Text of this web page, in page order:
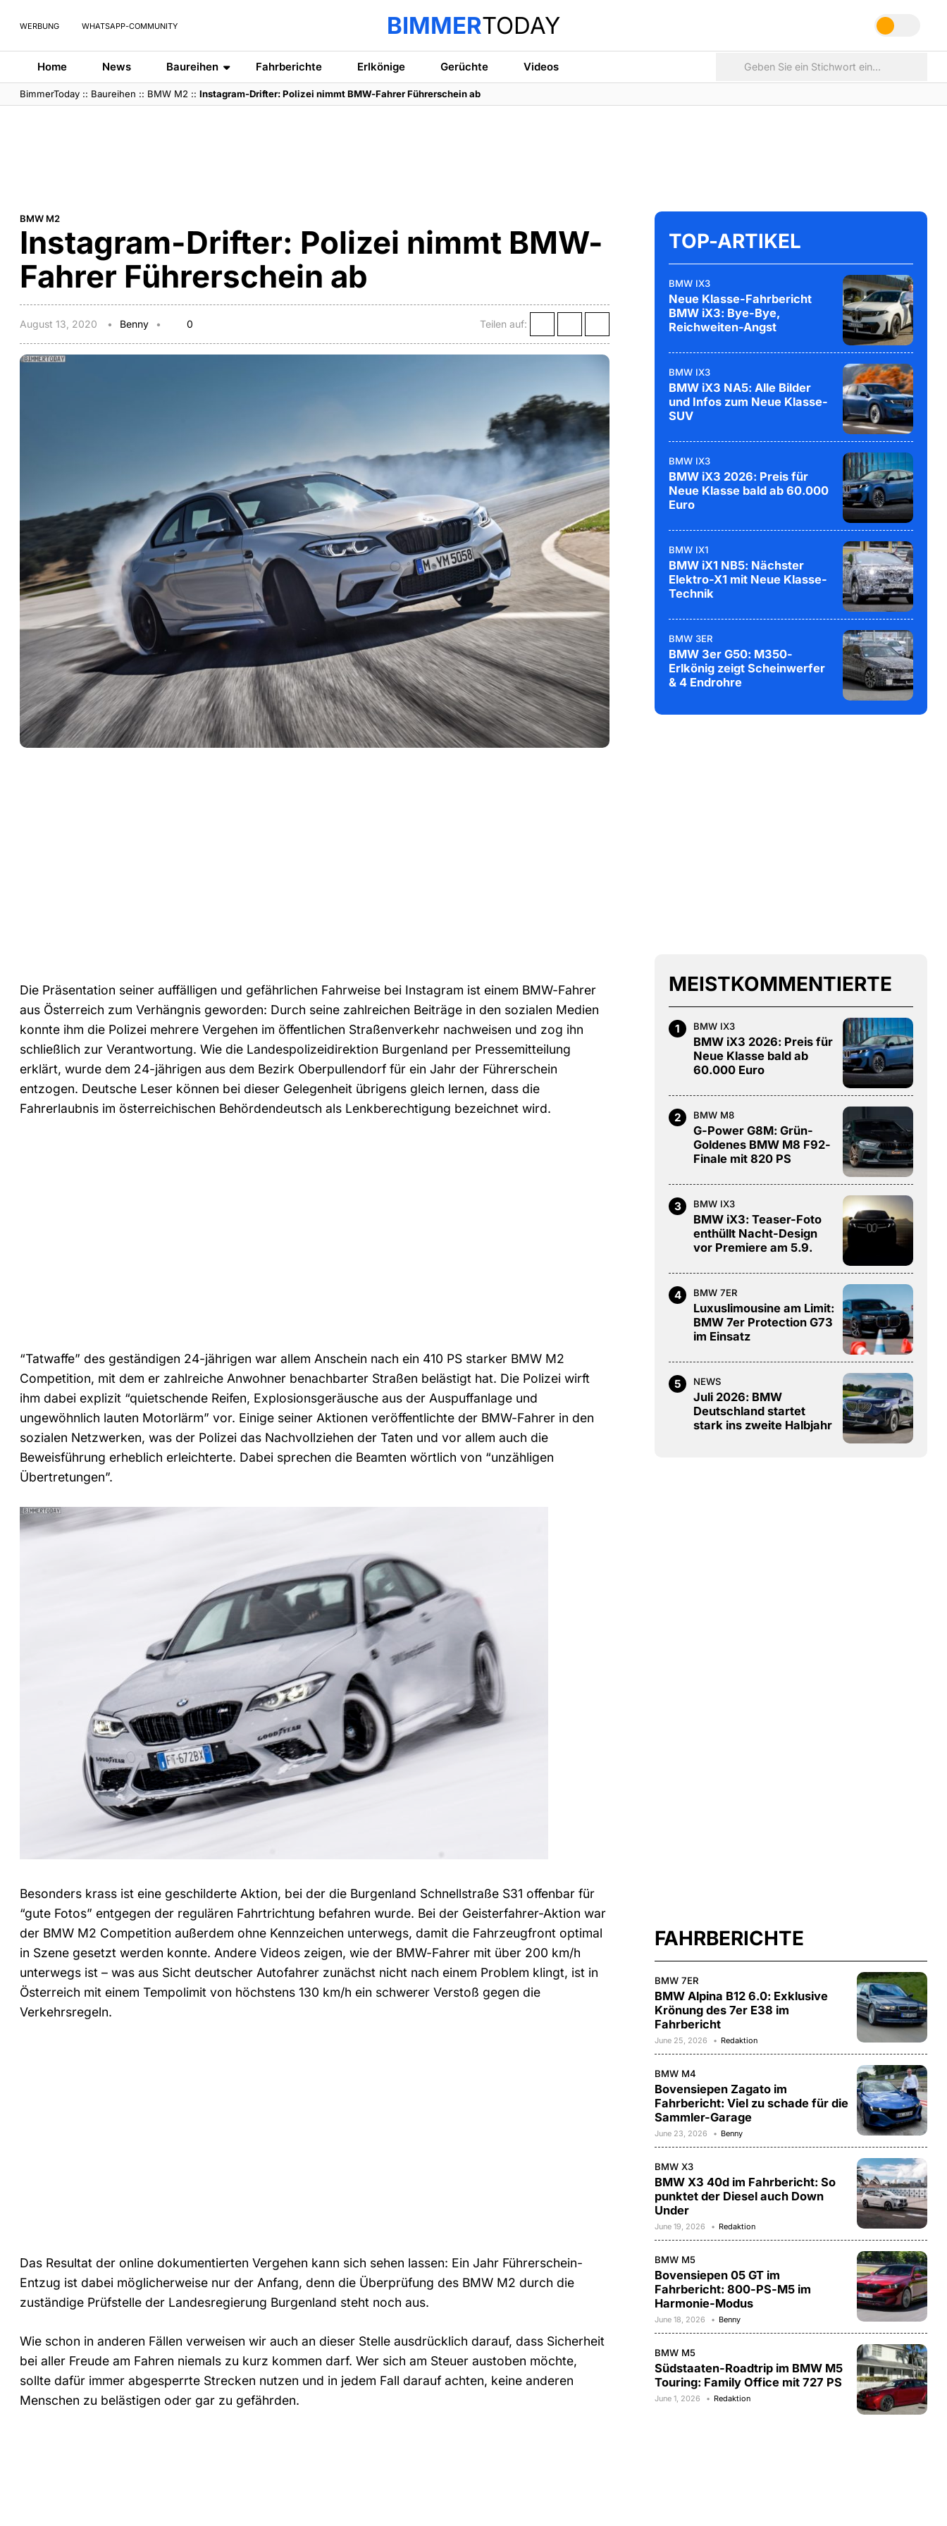
WERBUNG WHATSAPP-COMMUNITY BIMMERTODAY
Home News Baureihen Fahrberichte Erlkönige Gerüchte Videos
BimmerToday :: Baureihen :: BMW M2 ::Instagram-Drifter: Polizei nimmt BMW-Fahrer Führerschein ab
BMW M2
Instagram-Drifter: Polizei nimmt BMW-
Fahrer Führerschein ab
August 13, 2020 Benny 0 Teilen auf:
Die Präsentation seiner auffälligen und gefährlichen Fahrweise bei Instagram ist einem BMW-Fahrer
aus Österreich zum Verhängnis geworden: Durch seine zahlreichen Beiträge in den sozialen Medien
konnte ihm die Polizei mehrere Vergehen im öffentlichen Straßenverkehr nachweisen und zog ihn
schließlich zur Verantwortung. Wie die Landespolizeidirektion Burgenland per Pressemitteilung
erklärt, wurde dem 24-jährigen aus dem Bezirk Oberpullendorf für ein Jahr der Führerschein
entzogen. Deutsche Leser können bei dieser Gelegenheit übrigens gleich lernen, dass die
Fahrerlaubnis im österreichischen Behördendeutsch als Lenkberechtigung bezeichnet wird.
“Tatwaffe” des geständigen 24-jährigen war allem Anschein nach ein 410 PS starker BMW M2
Competition, mit dem er zahlreiche Anwohner benachbarter Straßen belästigt hat. Die Polizei wirft
ihm dabei explizit “quietschende Reifen, Explosionsgeräusche aus der Auspuffanlage und
ungewöhnlich lauten Motorlärm” vor. Einige seiner Aktionen veröffentlichte der BMW-Fahrer in den
sozialen Netzwerken, was der Polizei das Nachvollziehen der Taten und vor allem auch die
Beweisführung erheblich erleichterte. Dabei sprechen die Beamten wörtlich von “unzähligen
Übertretungen”.
Besonders krass ist eine geschilderte Aktion, bei der die Burgenland Schnellstraße S31 offenbar für
“gute Fotos” entgegen der regulären Fahrtrichtung befahren wurde. Bei der Geisterfahrer-Aktion war
der BMW M2 Competition außerdem ohne Kennzeichen unterwegs, damit die Fahrzeugfront optimal
in Szene gesetzt werden konnte. Andere Videos zeigen, wie der BMW-Fahrer mit über 200 km/h
unterwegs ist – was aus Sicht deutscher Autofahrer zunächst nicht nach einem Problem klingt, ist in
Österreich mit einem Tempolimit von höchstens 130 km/h ein schwerer Verstoß gegen die
Verkehrsregeln.
Das Resultat der online dokumentierten Vergehen kann sich sehen lassen: Ein Jahr Führerschein-
Entzug ist dabei möglicherweise nur der Anfang, denn die Überprüfung des BMW M2 durch die
zuständige Prüfstelle der Landesregierung Burgenland steht noch aus.
Wie schon in anderen Fällen verweisen wir auch an dieser Stelle ausdrücklich darauf, dass Sicherheit
bei aller Freude am Fahren niemals zu kurz kommen darf. Wer sich am Steuer austoben möchte,
sollte dafür immer abgesperrte Strecken nutzen und in jedem Fall darauf achten, keine anderen
Menschen zu belästigen oder gar zu gefährden.
TOP-ARTIKEL
BMW IX3
Neue Klasse-Fahrbericht
BMW iX3: Bye-Bye,
Reichweiten-Angst
BMW IX3
BMW iX3 NA5: Alle Bilder
und Infos zum Neue Klasse-
SUV
BMW IX3
BMW iX3 2026: Preis für
Neue Klasse bald ab 60.000
Euro
BMW IX1
BMW iX1 NB5: Nächster
Elektro-X1 mit Neue Klasse-
Technik
BMW 3ER
BMW 3er G50: M350-
Erlkönig zeigt Scheinwerfer
& 4 Endrohre
MEISTKOMMENTIERTE
1 BMW IX3
BMW iX3 2026: Preis für
Neue Klasse bald ab
60.000 Euro
2 BMW M8
G-Power G8M: Grün-
Goldenes BMW M8 F92-
Finale mit 820 PS
3 BMW IX3
BMW iX3: Teaser-Foto
enthüllt Nacht-Design
vor Premiere am 5.9.
4 BMW 7ER
Luxuslimousine am Limit:
BMW 7er Protection G73
im Einsatz
5 NEWS
Juli 2026: BMW
Deutschland startet
stark ins zweite Halbjahr
FAHRBERICHTE
BMW 7ER
BMW Alpina B12 6.0: Exklusive
Krönung des 7er E38 im
Fahrbericht
June 25, 2026 Redaktion
BMW M4
Bovensiepen Zagato im
Fahrbericht: Viel zu schade für die
Sammler-Garage
June 23, 2026 Benny
BMW X3
BMW X3 40d im Fahrbericht: So
punktet der Diesel auch Down
Under
June 19, 2026 Redaktion
BMW M5
Bovensiepen 05 GT im
Fahrbericht: 800-PS-M5 im
Harmonie-Modus
June 18, 2026 Benny
BMW M5
Südstaaten-Roadtrip im BMW M5
Touring: Family Office mit 727 PS
June 1, 2026 Redaktion